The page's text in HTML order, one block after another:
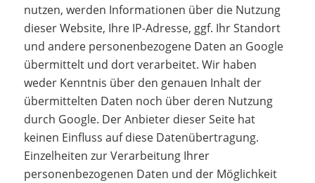
nutzen, werden Informationen über die Nutzung
dieser Website, Ihre IP-Adresse, ggf. Ihr Standort
und andere personenbezogene Daten an Google
übermittelt und dort verarbeitet. Wir haben
weder Kenntnis über den genauen Inhalt der
übermittelten Daten noch über deren Nutzung
durch Google. Der Anbieter dieser Seite hat
keinen Einfluss auf diese Datenübertragung.
Einzelheiten zur Verarbeitung Ihrer
personenbezogenen Daten und der Möglichkeit